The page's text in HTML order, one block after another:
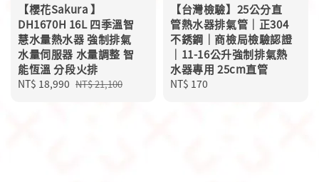
【櫻花Sakura 】
DH1670H 16L 四季溫智
慧水量熱水器 強制排氣
水量伺服器 水量調整 智
能恆溫 分段火排
Sale
NT$ 18,990 Regular
NT$ 21,100
【台灣檢驗】25公分直
管熱水器排氣管｜正304
不銹鋼｜商檢局檢驗認證
｜11-16公升強制排氣熱
水器專用 25cm直管
Regular
NT$ 170